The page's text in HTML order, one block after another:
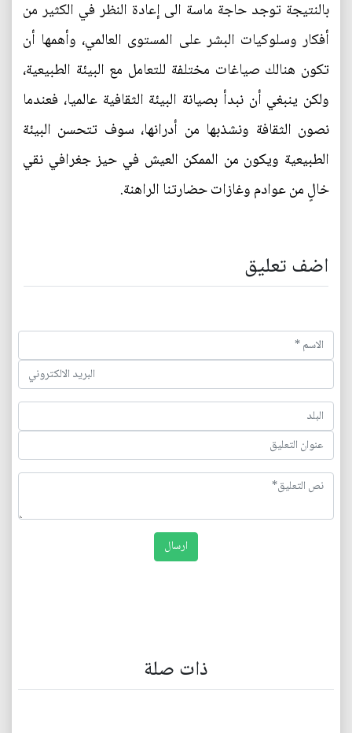
بالنتيجة توجد حاجة ماسة الى إعادة النظر في الكثير من
أفكار وسلوكيات البشر على المستوى العالمي، وأهمها أن
تكون هنالك صياغات مختلفة للتعامل مع البيئة الطبيعية،
ولكن ينبغي أن نبدأ بصيانة البيئة الثقافية عالميا، فعندما
نصون الثقافة ونشذبها من أدرانها، سوف تتحسن البيئة
الطبيعية ويكون من الممكن العيش في حيز جغرافي نقي
خالٍ من عوادم وغازات حضارتنا الراهنة.
اضف تعليق
ذات صلة